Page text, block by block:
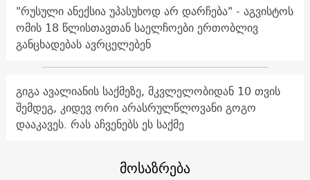
"რუსული ანექსია უპასუხოდ არ დარჩება" - აგვისტოს
ომის 18 წლისთავთან საელჩოები ერთობლივ
განცხადებას ავრცელებენ
გიგა ავალიანის საქმეზე, მკვლელობიდან 10 თვის
შემდეგ, კიდევ ორი არასრულწლოვანი გოგო
დააკავეს. რას აჩვენებს ეს საქმე
მოსაზრება